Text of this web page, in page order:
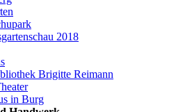
2018
Brigitte Reimann
in Burg